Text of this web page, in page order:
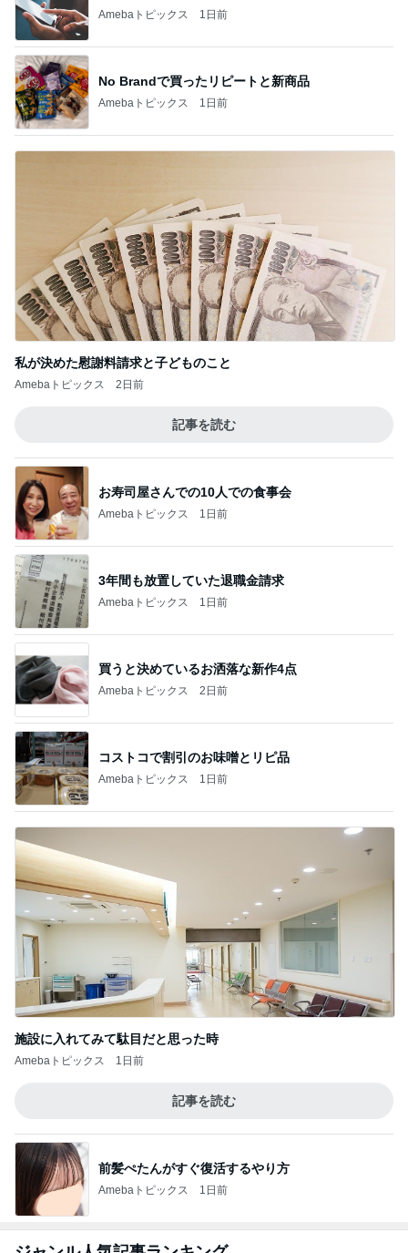
Amebaトピックス 1日前
No Brandで買ったリピートと新商品
Amebaトピックス 1日前
私が決めた慰謝料請求と子どものこと
Amebaトピックス 2日前
記事を読む
お寿司屋さんでの10人での食事会
Amebaトピックス 1日前
3年間も放置していた退職金請求
Amebaトピックス 1日前
買うと決めているお洒落な新作4点
Amebaトピックス 2日前
コストコで割引のお味噌とリピ品
Amebaトピックス 1日前
施設に入れてみて駄目だと思った時
Amebaトピックス 1日前
記事を読む
前髪ぺたんがすぐ復活するやり方
Amebaトピックス 1日前